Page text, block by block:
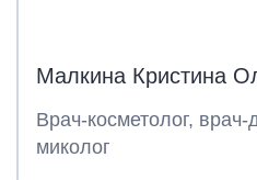
Малкина Кристина
Врач-косметолог,
миколог